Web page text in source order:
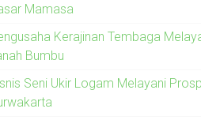
Mamasa
Kerajinan Tembaga
Bumbu
Seni Ukir Logam Melayani